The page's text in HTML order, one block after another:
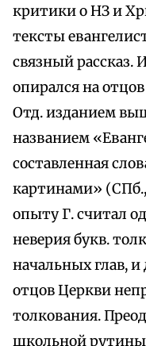
критики о НЗ и
тексты
связный рассказ.
опирался на
Отд. изданием
названием
составленная
картинами» (СПб.,
опыту Г. считал
неверия букв.
начальных глав,
отцов Церкви
толкования.
школьной рутины